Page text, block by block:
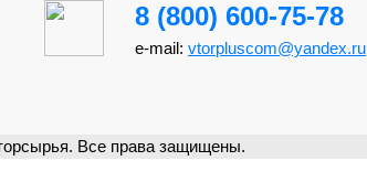
8 (800) 600-75-78
e-mail: vtorpluscom@yandex.ru
Все права защищены.